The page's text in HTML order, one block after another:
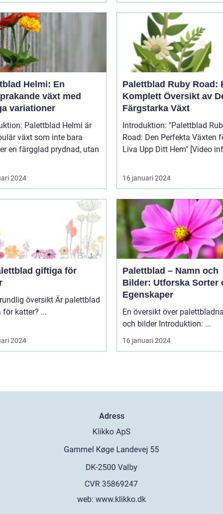
Helmi: En
växt med
variationer
Palettblad Helmi är
växt som inte bara
en färgglad prydnad, utan
2024
Palettblad Ruby Road:
Komplett Översikt av
Färgstarka Växt
Introduktion: "Palettblad Ruby
Road: Den Perfekta Växten
Liva Upp Ditt Hem"
16 januari 2024
giftiga för
översikt Är palettblad
giftiga för katter? ...
2024
Palettblad – Namn och
Bilder: Utforska Sorter
Egenskaper
En översikt över
och bilder Introduktion: ...
16 januari 2024
Adress
web: www.klikko.dk